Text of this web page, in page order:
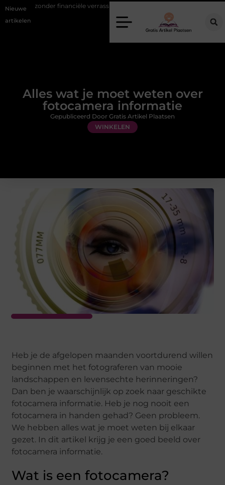
Nieuwe
artikelen
financiële verrassingen Gemiddelde tarieven van een dierenarts in
Alles wat je moet weten over
fotocamera informatie
WINKELEN
Gepubliceerd Door Gratis Artikel Plaatsen
Heb je de afgelopen maanden voortdurend willen
beginnen met het fotograferen van mooie
landschappen en levensechte herinneringen?
Dan ben je waarschijnlijk op zoek naar geschikte
fotocamera informatie. Heb je nog nooit een
fotocamera in handen gehad? Geen probleem.
We hebben alles wat je moet weten bij elkaar
gezet. In dit artikel krijg je een goed beeld over
fotocamera informatie.
Wat is een fotocamera?